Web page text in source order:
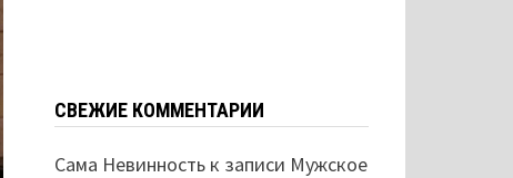
СВЕЖИЕ КОММЕНТАРИИ
Сама Невинностьк записи Мужское